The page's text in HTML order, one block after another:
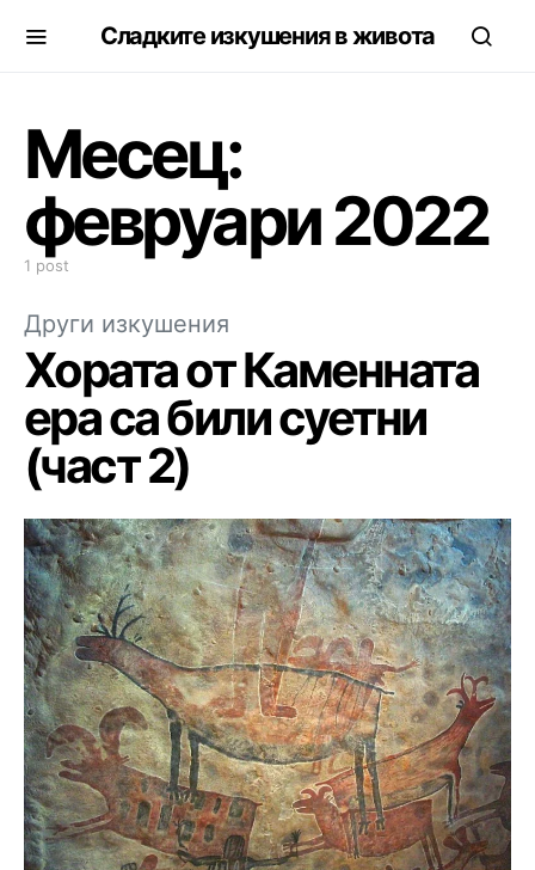
Сладките изкушения в живота
Месец:
февруари 2022
1 post
Други изкушения
Хората от Каменната
ера са били суетни
(част 2)